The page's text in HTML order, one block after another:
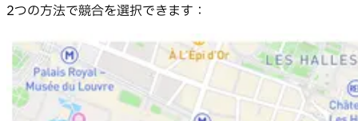
2つの方法で競合を選択できます：